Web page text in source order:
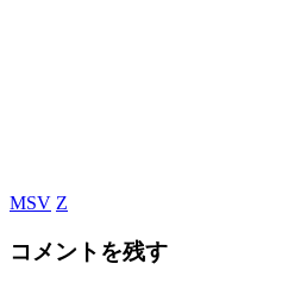
MSV Z
コメントを残す